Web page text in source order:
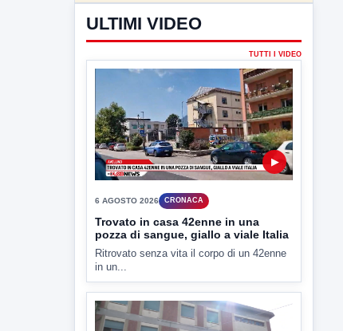
ULTIMI VIDEO
TUTTI I VIDEO
▶
6 AGOSTO 2026 CRONACA
Trovato in casa 42enne in una
pozza di sangue, giallo a viale Italia
Ritrovato senza vita il corpo di un 42enne
in un...